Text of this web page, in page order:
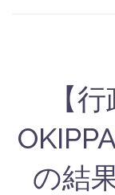
【
の結